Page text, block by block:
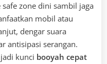
zone dini sambil jaga
mobil atau
dengar suara
antisipasi serangan.
kunci booyah cepat